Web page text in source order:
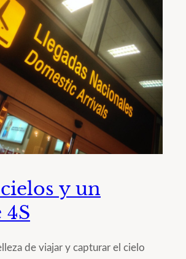
y un
de viajar y capturar el cielo